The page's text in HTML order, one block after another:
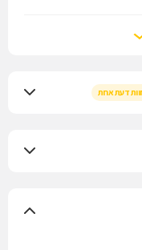
,לקוחות בנק מסד
לקוחות פרטיים/משקי
דעת אחת